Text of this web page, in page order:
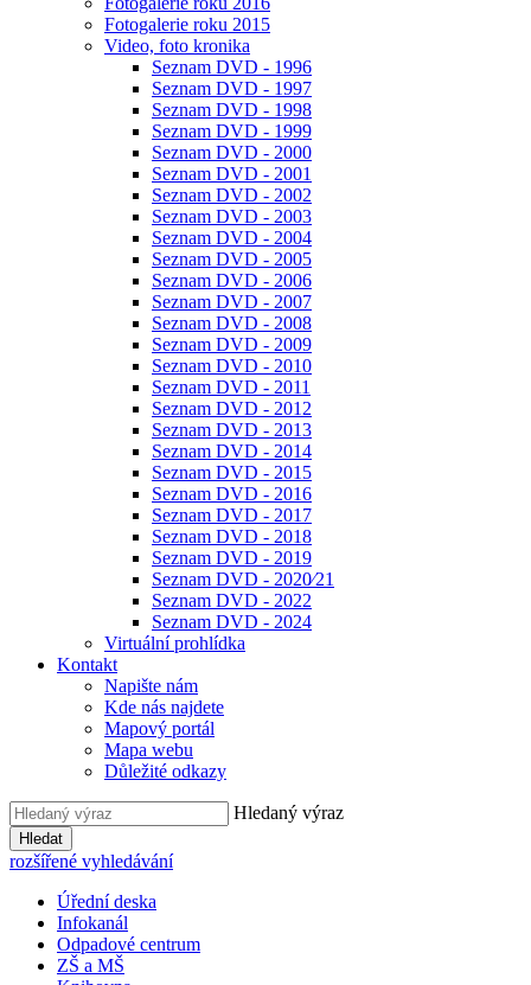
Fotogalerie roku 2015
Video, foto kronika
Seznam DVD - 1996
Seznam DVD - 1997
Seznam DVD - 1998
Seznam DVD - 1999
Seznam DVD - 2000
Seznam DVD - 2001
Seznam DVD - 2002
Seznam DVD - 2003
Seznam DVD - 2004
Seznam DVD - 2005
Seznam DVD - 2006
Seznam DVD - 2007
Seznam DVD - 2008
Seznam DVD - 2009
Seznam DVD - 2010
Seznam DVD - 2011
Seznam DVD - 2012
Seznam DVD - 2013
Seznam DVD - 2014
Seznam DVD - 2015
Seznam DVD - 2016
Seznam DVD - 2017
Seznam DVD - 2018
Seznam DVD - 2019
Seznam DVD - 2020⁄21
Seznam DVD - 2022
Seznam DVD - 2024
Virtuální prohlídka
Kontakt
Napište nám
Kde nás najdete
Mapový portál
Mapa webu
Důležité odkazy
Hledaný výraz
Hledat
rozšířené vyhledávání
Úřední deska
Infokanál
Odpadové centrum
ZŠ a MŠ